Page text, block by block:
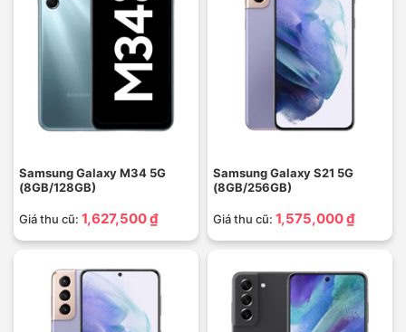
Samsung Galaxy M34 5G
(8GB/128GB)
Giá thu cũ: 1,627,500 ₫
Samsung Galaxy S21 5G
(8GB/256GB)
Giá thu cũ: 1,575,000 ₫